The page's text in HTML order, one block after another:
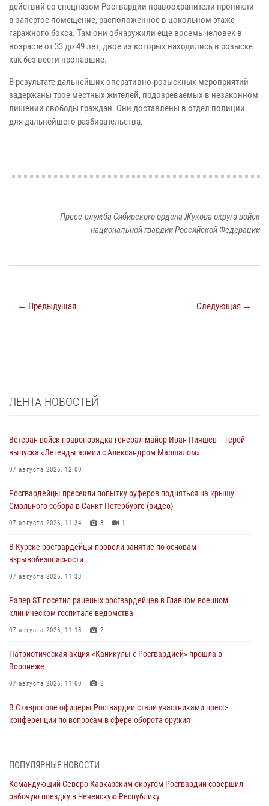
действий со спецназом Росгвардии правоохранители проникли
в запертое помещение, расположенное в цокольном этаже
гаражного бокса. Там они обнаружили еще восемь человек в
возрасте от 33 до 49 лет, двое из которых находились в розыске
как без вести пропавшие.
В результате дальнейших оперативно-розыскных мероприятий
задержаны трое местных жителей, подозреваемых в незаконном
лишении свободы граждан. Они доставлены в отдел полиции
для дальнейшего разбирательства.
Пресс-служба Сибирского ордена Жукова округа войск
национальной гвардии Российской Федерации
← Предыдущая Следующая →
ЛЕНТА НОВОСТЕЙ
Ветеран войск правопорядка генерал-майор Иван Пияшев – герой
выпуска «Легенды армии с Александром Маршалом»
07 августа 2026, 12:00
Росгвардейцы пресекли попытку руферов подняться на крышу
Смольного собора в Санкт-Петербурге (видео)
07 августа 2026, 11:34 3 1
В Курске росгвардейцы провели занятие по основам
взрывобезопасности
07 августа 2026, 11:33
Рэпер ST посетил раненых росгвардейцев в Главном военном
клиническом госпитале ведомства
07 августа 2026, 11:18 2
Патриотическая акция «Каникулы с Росгвардией» прошла в
Воронеже
07 августа 2026, 11:00 2
В Ставрополе офицеры Росгвардии стали участниками пресс-
конференции по вопросам в сфере оборота оружия
Мурал памяти военнослужащего Росгвардии открыли в Астрахани
В Свердловской области прошел чемпионат Уральского округа
ПОПУЛЯРНЫЕ НОВОСТИ
Командующий Северо-Кавказским округом Росгвардии совершил
рабочую поездку в Чеченскую Республику